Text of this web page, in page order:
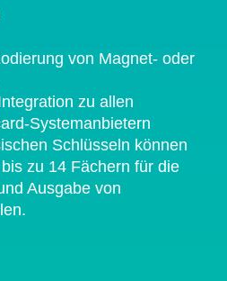
von Magnet- oder
zu allen
Systemanbietern
Schlüsseln können
zu 14 Fächern für die
Ausgabe von